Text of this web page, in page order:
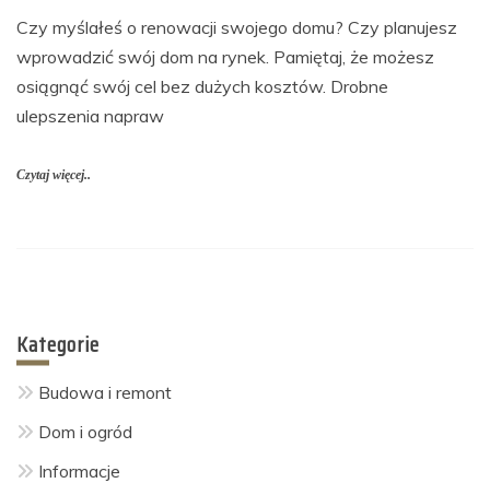
Czy myślałeś o renowacji swojego domu? Czy planujesz
wprowadzić swój dom na rynek. Pamiętaj, że możesz
osiągnąć swój cel bez dużych kosztów. Drobne
ulepszenia napraw
Czytaj więcej..
Kategorie
Budowa i remont
Dom i ogród
Informacje